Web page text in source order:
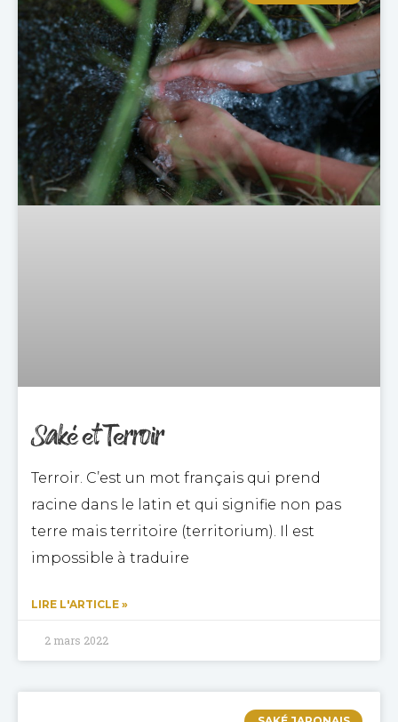
Saké et Terroir
Terroir. C’est un mot français qui prend
racine dans le latin et qui signifie non pas
terre mais territoire (territorium). Il est
impossible à traduire
LIRE L'ARTICLE »
2 mars 2022